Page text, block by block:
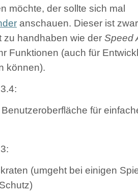
möchte, der sollte sich mal
anschauen. Dieser ist
zu handhaben wie der Speed
Funktionen (auch für
können).
für
(umgeht bei einigen